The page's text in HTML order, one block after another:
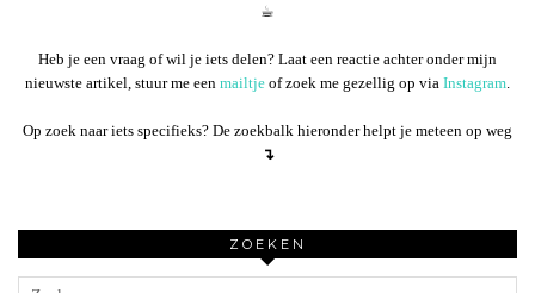
☕︎
Heb je een vraag of wil je iets delen? Laat een reactie achter onder mijn
nieuwste artikel, stuur me een mailtje of zoek me gezellig op via Instagram
Op zoek naar iets specifieks? De zoekbalk hieronder helpt je meteen op weg
↴
ZOEKEN